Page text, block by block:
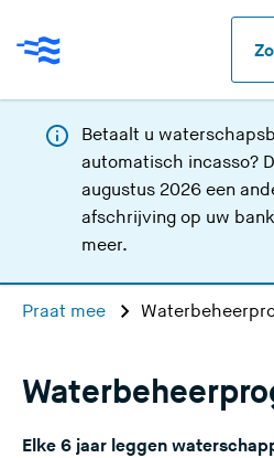
Betaalt u
automatisch incasso?
augustus 2026 een
afschrijving op uw
meer.
Praat mee
Elke 6 jaar leggen